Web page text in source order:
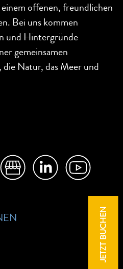
JETZT BUCHEN
offenen, freundlichen
Bei uns kommen
und Hintergründe
gemeinsamen
Natur, das Meer und